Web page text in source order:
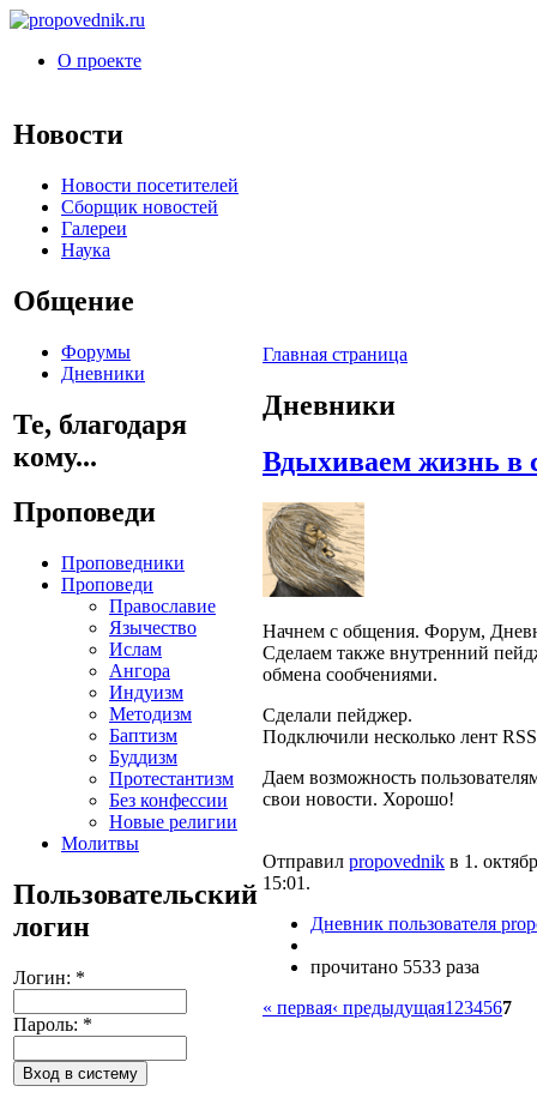
О проекте
Новости
Новости посетителей
Сборщик новостей
Галереи
Наука
Общение
Форумы
Дневники
Те, благодаря
кому...
Проповеди
Проповедники
Проповеди
Православие
Язычество
Ислам
Ангора
Индуизм
Методизм
Баптизм
Буддизм
Протестантизм
Без конфессии
Новые религии
Молитвы
Пользовательский
логин
Логин: *
Пароль: *
Главная страница
Дневники
Вдыхиваем жизнь в
Начнем с общения. Форум,
Сделаем также внутренний
обмена сообчениями.
Сделали пейджер.
Подключили несколько лент
Даем возможность
свои новости. Хорошо!
Отправил propovednik в 1.
15:01.
Дневник пользователя
прочитано 5533 раза
« первая‹ предыдущая1 234567